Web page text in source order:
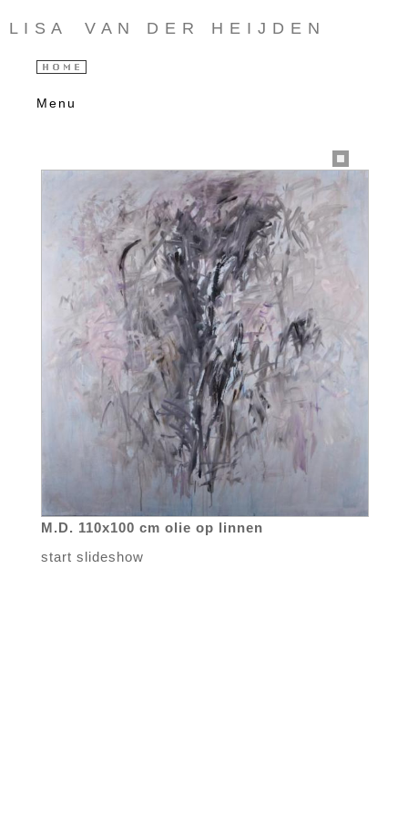
L I S A V A N D E R H E I J D E N
Menu
M.D. 110x100 cm olie op linnen
start slideshow